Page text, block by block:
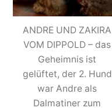
ANDRE UND ZAKIRA
VOM DIPPOLD – das
Geheimnis ist
gelüftet, der 2. Hund
war Andre als
Dalmatiner zum